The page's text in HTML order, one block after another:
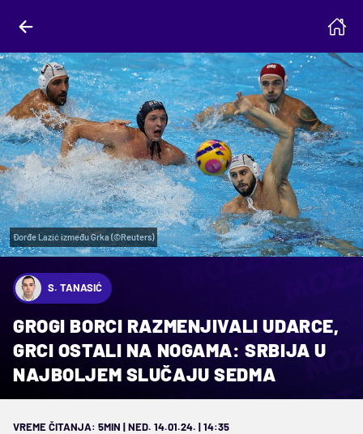
Đorđe Lazić između Grka (©Reuters)
S. TANASIĆ
GROGI BORCI RAZMENJIVALI UDARCE,
GRCI OSTALI NA NOGAMA: SRBIJA U
NAJBOLJEM SLUČAJU SEDMA
VREME ČITANJA: 5MIN | NED. 14.01.24. | 14:35